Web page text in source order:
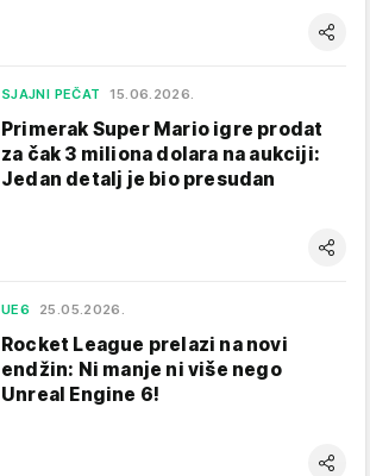
SJAJNI PEČAT 15.06.2026.
Primerak Super Mario igre prodat
za čak 3 miliona dolara na aukciji:
Jedan detalj je bio presudan
UE6 25.05.2026.
Rocket League prelazi na novi
endžin: Ni manje ni više nego
Unreal Engine 6!